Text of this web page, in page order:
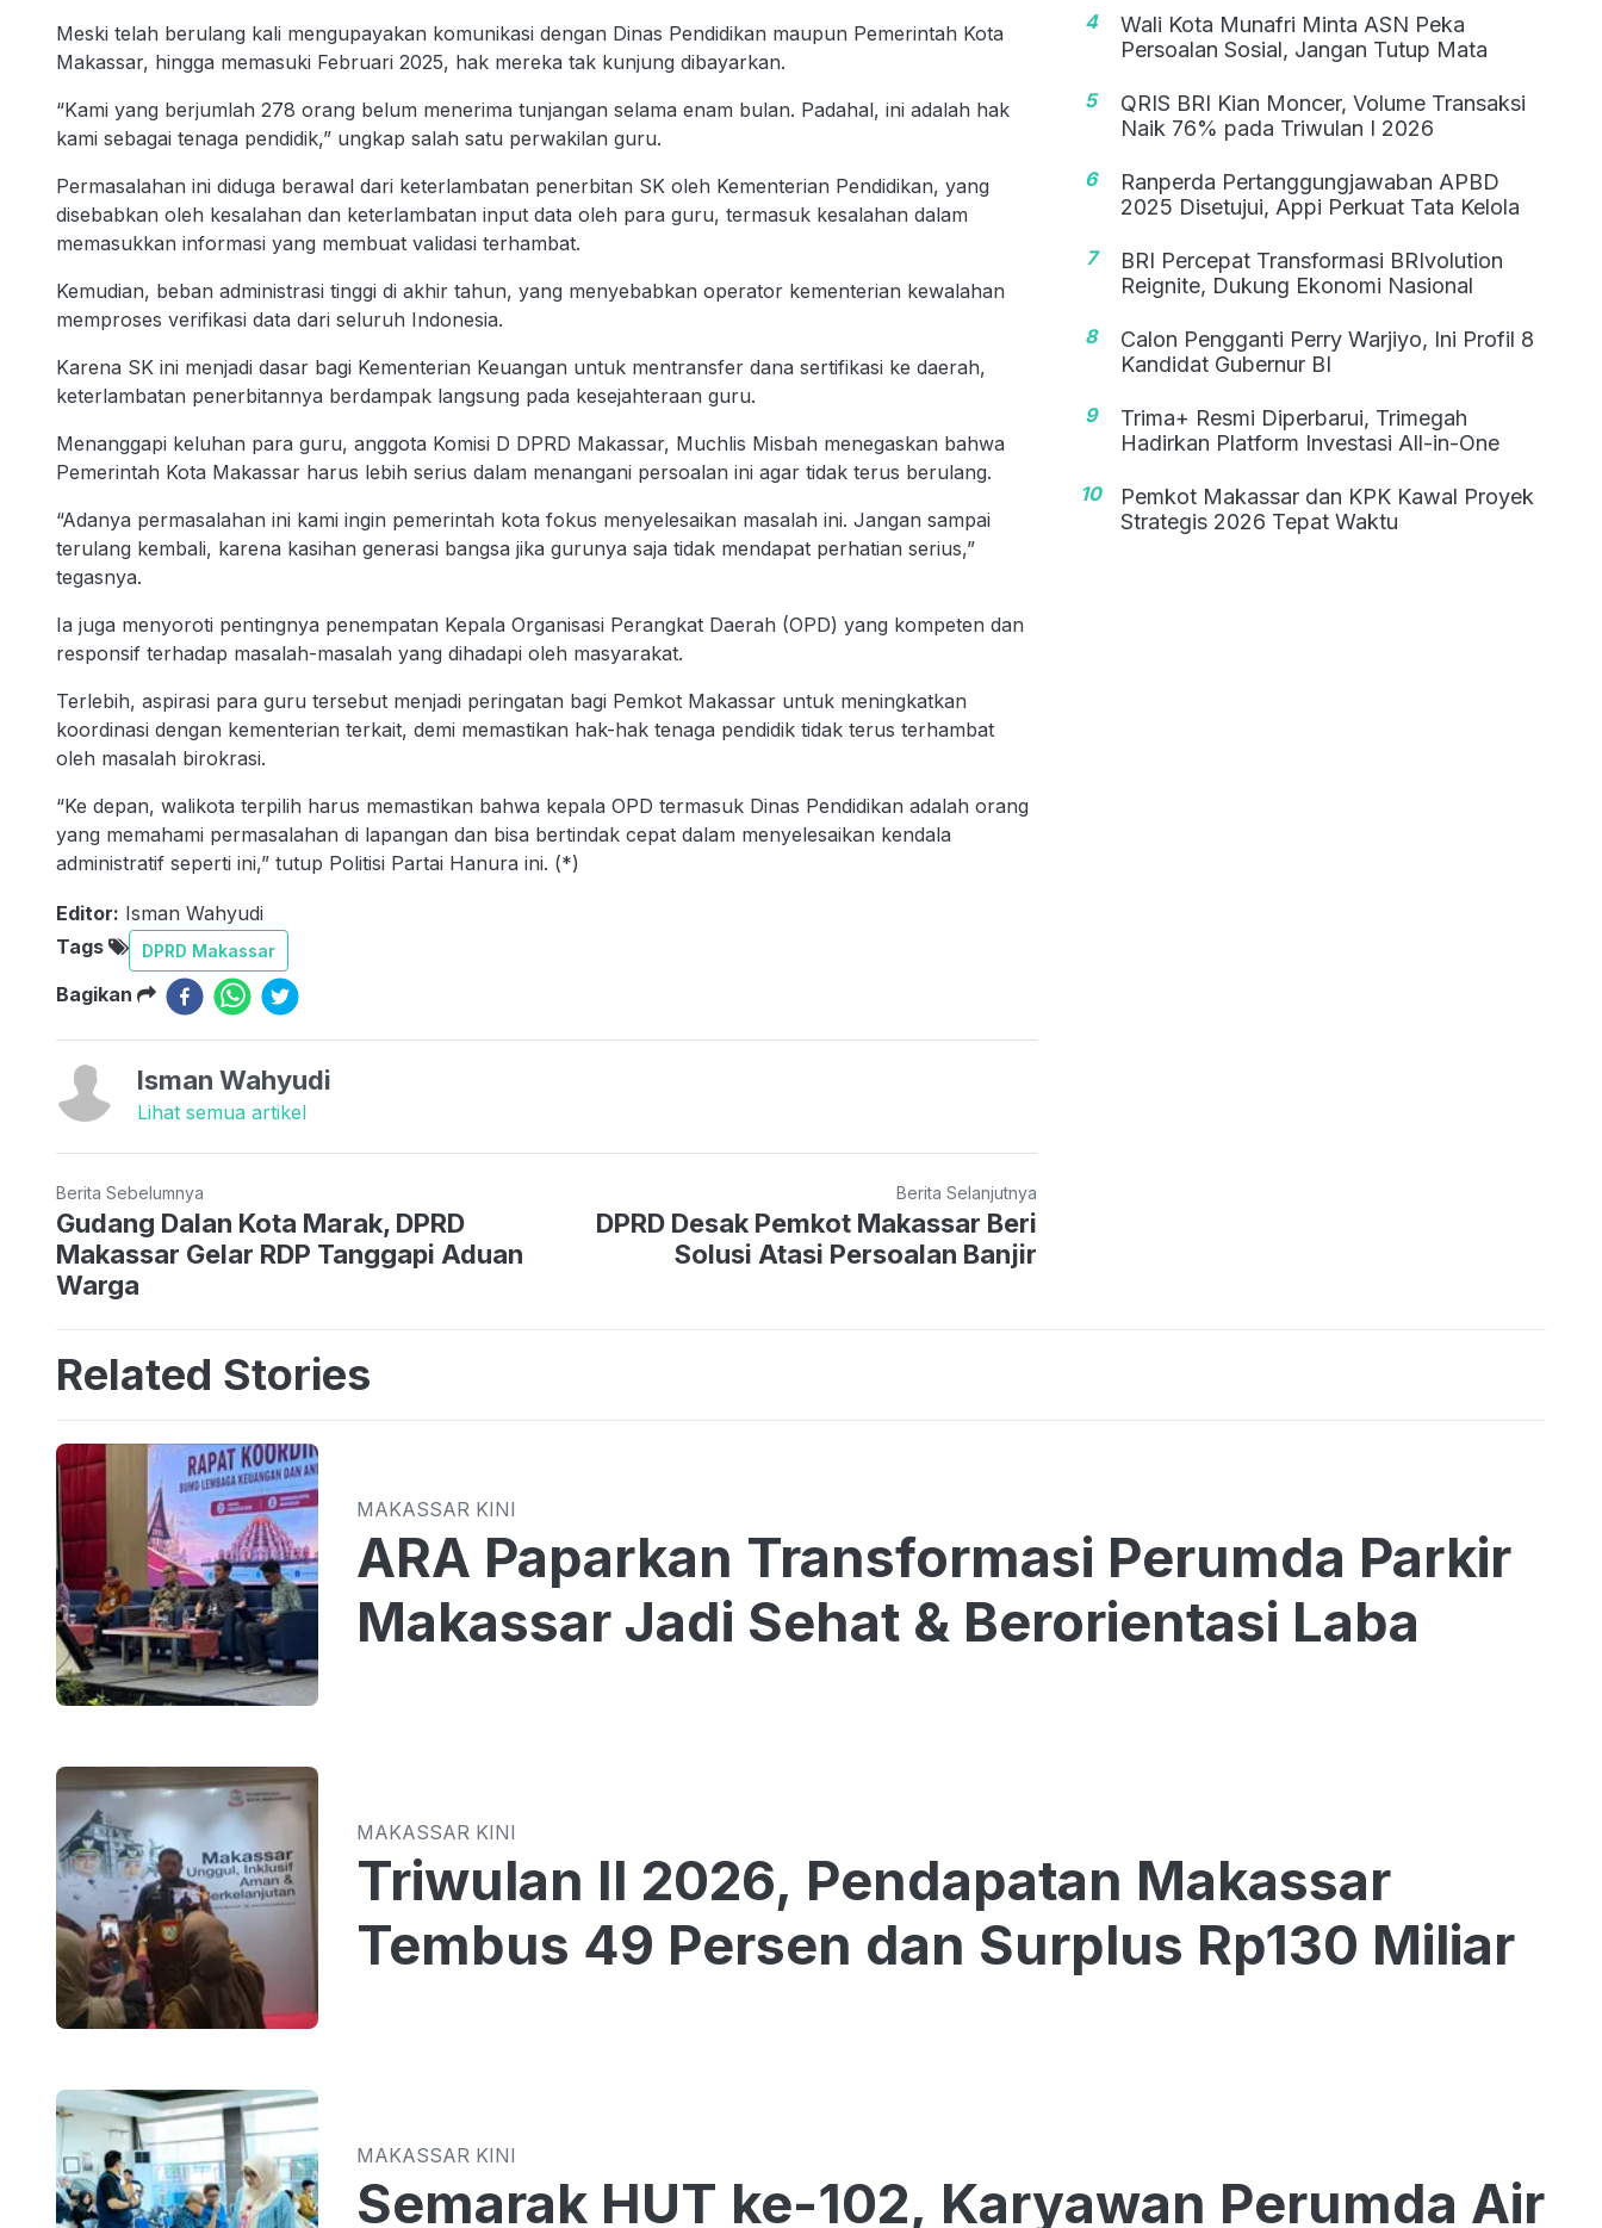
Meski telah berulang kali mengupayakan komunikasi dengan Dinas Pendidikan maupun Pemerintah Kota
Makassar, hingga memasuki Februari 2025, hak mereka tak kunjung dibayarkan.
“Kami yang berjumlah 278 orang belum menerima tunjangan selama enam bulan. Padahal, ini adalah hak
kami sebagai tenaga pendidik,” ungkap salah satu perwakilan guru.
Permasalahan ini diduga berawal dari keterlambatan penerbitan SK oleh Kementerian Pendidikan, yang
disebabkan oleh kesalahan dan keterlambatan input data oleh para guru, termasuk kesalahan dalam
memasukkan informasi yang membuat validasi terhambat.
Kemudian, beban administrasi tinggi di akhir tahun, yang menyebabkan operator kementerian kewalahan
memproses verifikasi data dari seluruh Indonesia.
Karena SK ini menjadi dasar bagi Kementerian Keuangan untuk mentransfer dana sertifikasi ke daerah,
keterlambatan penerbitannya berdampak langsung pada kesejahteraan guru.
Menanggapi keluhan para guru, anggota Komisi D DPRD Makassar, Muchlis Misbah menegaskan bahwa
Pemerintah Kota Makassar harus lebih serius dalam menangani persoalan ini agar tidak terus berulang.
“Adanya permasalahan ini kami ingin pemerintah kota fokus menyelesaikan masalah ini. Jangan sampai
terulang kembali, karena kasihan generasi bangsa jika gurunya saja tidak mendapat perhatian serius,”
tegasnya.
Ia juga menyoroti pentingnya penempatan Kepala Organisasi Perangkat Daerah (OPD) yang kompeten dan
responsif terhadap masalah-masalah yang dihadapi oleh masyarakat.
Terlebih, aspirasi para guru tersebut menjadi peringatan bagi Pemkot Makassar untuk meningkatkan
koordinasi dengan kementerian terkait, demi memastikan hak-hak tenaga pendidik tidak terus terhambat
oleh masalah birokrasi.
“Ke depan, walikota terpilih harus memastikan bahwa kepala OPD termasuk Dinas Pendidikan adalah orang
yang memahami permasalahan di lapangan dan bisa bertindak cepat dalam menyelesaikan kendala
administratif seperti ini,” tutup Politisi Partai Hanura ini. (*)
Editor: Isman Wahyudi
Tags
DPRD Makassar
Bagikan
Isman Wahyudi
Lihat semua artikel
Berita Sebelumnya
Gudang Dalan Kota Marak, DPRD
Makassar Gelar RDP Tanggapi Aduan
Warga
Berita Selanjutnya
DPRD Desak Pemkot Makassar Beri
Solusi Atasi Persoalan Banjir
4
Wali Kota Munafri Minta ASN Peka
Persoalan Sosial, Jangan Tutup Mata
5
QRIS BRI Kian Moncer, Volume Transaksi
Naik 76% pada Triwulan I 2026
6
Ranperda Pertanggungjawaban APBD
2025 Disetujui, Appi Perkuat Tata Kelola
7
BRI Percepat Transformasi BRIvolution
Reignite, Dukung Ekonomi Nasional
8
Calon Pengganti Perry Warjiyo, Ini Profil 8
Kandidat Gubernur BI
9
Trima+ Resmi Diperbarui, Trimegah
Hadirkan Platform Investasi All-in-One
10
Pemkot Makassar dan KPK Kawal Proyek
Strategis 2026 Tepat Waktu
Related Stories
MAKASSAR KINI
ARA Paparkan Transformasi Perumda Parkir
Makassar Jadi Sehat & Berorientasi Laba
MAKASSAR KINI
Triwulan II 2026, Pendapatan Makassar
Tembus 49 Persen dan Surplus Rp130 Miliar
MAKASSAR KINI
Semarak HUT ke-102, Karyawan Perumda Air